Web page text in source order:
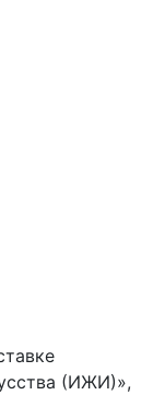
(ИЖИ)»,